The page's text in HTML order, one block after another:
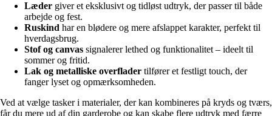
Læder giver et eksklusivt og tidløst udtryk, der passer til både
arbejde og fest.
Ruskind har en blødere og mere afslappet karakter, perfekt til
hverdagsbrug.
Stof og canvas signalerer lethed og funktionalitet – ideelt til
sommer og fritid.
Lak og metalliske overflader tilfører et festligt touch, der
fanger lyset og opmærksomheden.
Ved at vælge tasker i materialer, der kan kombineres på kryds og tværs,
får du mere ud af din garderobe og kan skabe flere udtryk med færre